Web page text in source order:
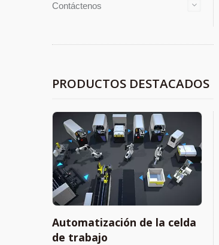
Contáctenos
PRODUCTOS DESTACADOS
Automatización de la celda
de trabajo